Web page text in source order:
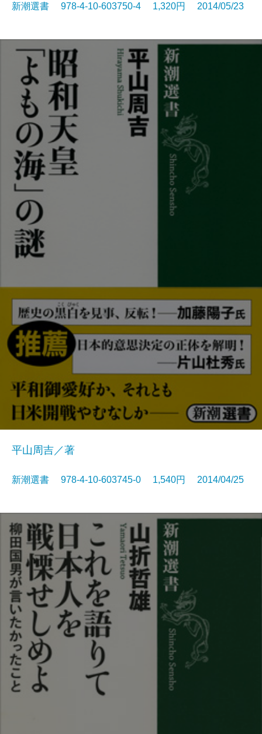
新潮選書 978-4-10-603750-4 1,320円 2014/05/23
平山周吉／著
新潮選書 978-4-10-603745-0 1,540円 2014/04/25